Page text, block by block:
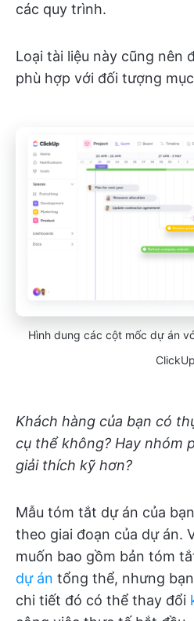
các quy trình.
Loại tài liệu này cũng nên
phù hợp với đối tượng
Hình dung các cột mốc dự án
ClickUp
Khách hàng của bạn có
cụ thể không? Hay nhóm
giải thích kỹ hơn?
Mẫu tóm tắt dự án của
theo giai đoạn của dự án.
muốn bao gồm bản tóm
dự án tổng thể, nhưng
chi tiết đó có thể thay đổi